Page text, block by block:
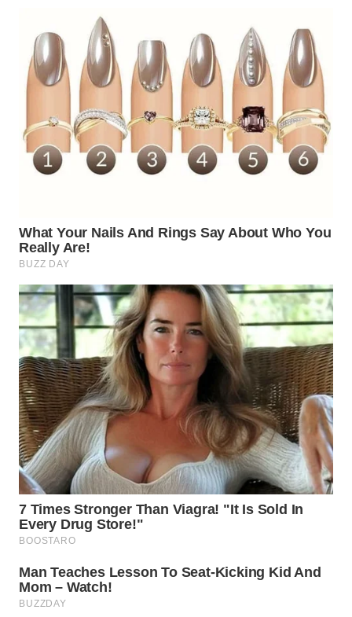
WN
SOLO
WN
BOROBUDUR
WN
SURABAYA
WN
NATUNA
WN
BINTAN
WN
MANDALIKA
WN
LIKUPANG
WN
LABUANBAJO
WN
BORNEO